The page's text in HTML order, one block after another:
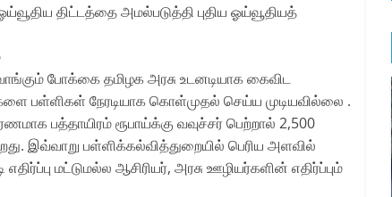
திட்டத்தை அமல்படுத்தி புதிய ஓய்வூதியத்
போக்கை தமிழக அரசு உடனடியாக கைவிட
பள்ளிகள் நேரடியாக கொள்முதல் செய்ய முடியவில்லை .
பத்தாயிரம் ரூபாய்க்கு வவுச்சர் பெற்றால் 2,500
இவ்வாறு பள்ளிக்கல்வித்துறையில் பெரிய அளவில்
மட்டுமல்ல ஆசிரியர், அரசு ஊழியர்களின் எதிர்ப்பும்